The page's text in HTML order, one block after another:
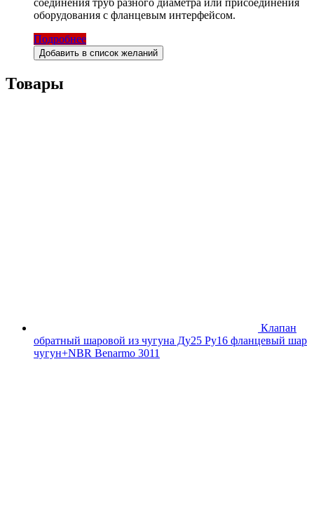
оборудования с фланцевым интерфейсом.
Подробнее
Добавить в список желаний
Товары
Клапан
обратный шаровой из чугуна Ду25 Ру16 фланцевый шар
чугун+NBR Benarmo 3011